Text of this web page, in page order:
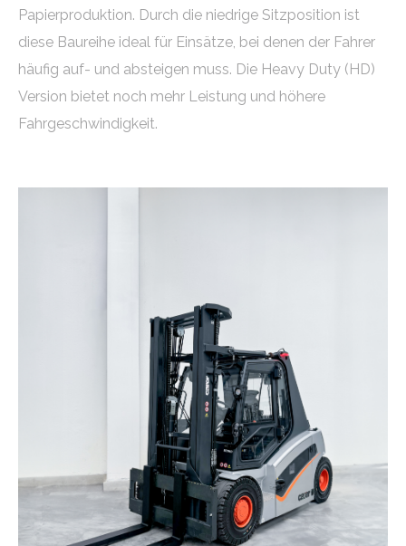
Papierproduktion. Durch die niedrige Sitzposition ist
diese Baureihe ideal für Einsätze, bei denen der Fahrer
häufig auf- und absteigen muss. Die Heavy Duty (HD)
Version bietet noch mehr Leistung und höhere
Fahrgeschwindigkeit.